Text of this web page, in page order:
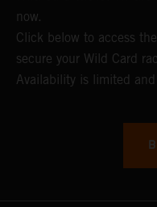
now.
Click below to access
secure your Wild Card
Availability is limited